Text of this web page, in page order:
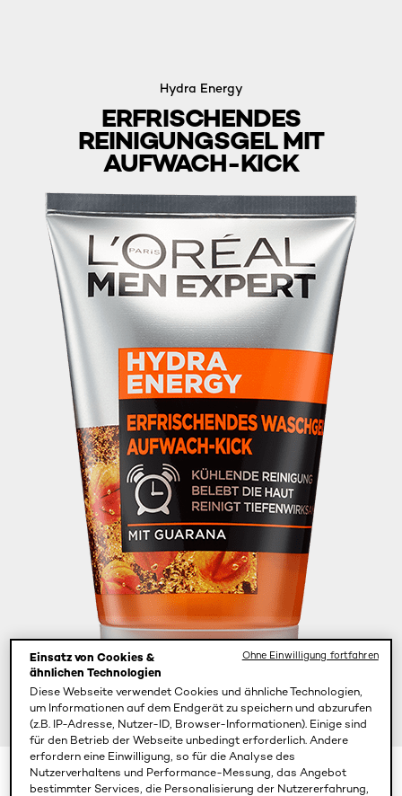
Hydra Energy
ERFRISCHENDES
REINIGUNGSGEL MIT
AUFWACH-KICK
100 ml 150 ml
Einsatz von Cookies &
ähnlichen Technologien
Diese Webseite verwendet Cookies und ähnliche Technologien,
um Informationen auf dem Endgerät zu speichern und abzurufen
(z.B. IP-Adresse, Nutzer-ID, Browser-Informationen). Einige sind
für den Betrieb der Webseite unbedingt erforderlich. Andere
erfordern eine Einwilligung, so für die Analyse des
Nutzerverhaltens und Performance-Messung, das Angebot
bestimmter Services, die Personalisierung der Nutzererfahrung,
Ohne Einwilligung fortfahren